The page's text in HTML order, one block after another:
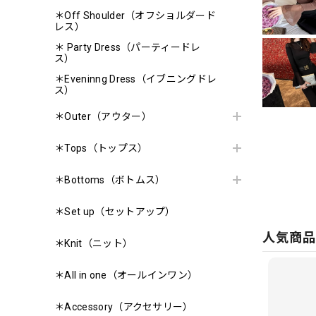
＊Off Shoulder（オフショルダード
レス）
＊ Party Dress（パーティードレ
ス）
＊Eveninng Dress（イブニングドレ
ス）
＊Outer（アウター）
＊Tops（トップス）
＊Bottoms（ボトムス）
＊Set up（セットアップ）
＊Knit（ニット）
＊All in one（オールインワン）
＊Accessory（アクセサリー）
人気商品